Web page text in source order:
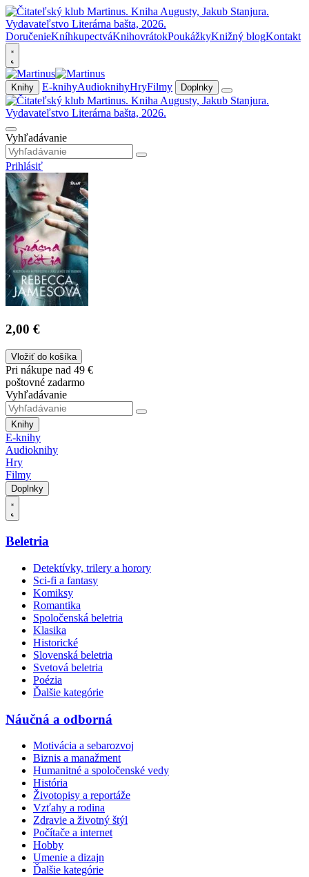
DoručenieKníhkupectváKnihovrátokPoukážkyKnižný blogKontakt
Knihy E-knihyAudioknihyHryFilmy Doplnky
Vyhľadávanie
Prihlásiť
2,00 €
Vložiť do košíka
Pri nákupe nad 49 €
poštovné zadarmo
Vyhľadávanie
Knihy
E-knihy
Audioknihy
Hry
Filmy
Doplnky
Beletria
Detektívky, trilery a horory
Sci-fi a fantasy
Komiksy
Romantika
Spoločenská beletria
Klasika
Historické
Slovenská beletria
Svetová beletria
Poézia
Ďalšie kategórie
Náučná a odborná
Motivácia a sebarozvoj
Biznis a manažment
Humanitné a spoločenské vedy
História
Životopisy a reportáže
Vzťahy a rodina
Zdravie a životný štýl
Počítače a internet
Hobby
Umenie a dizajn
Ďalšie kategórie